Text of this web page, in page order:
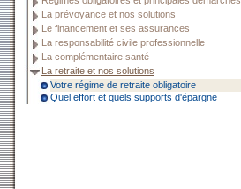
La prévoyance et nos solutions
Le financement et ses assurances
La responsabilité civile professionnelle
La complémentaire santé
La retraite et nos solutions
Votre régime de retraite obligatoire
Quel effort et quels supports d'épargne